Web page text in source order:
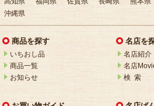
沖縄県
商品を探す
いちおし品
商品一覧
お知らせ
名店を
名店紹介
名店
検 索